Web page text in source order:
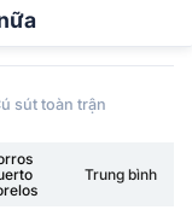
sút toàn trận
Trung bình